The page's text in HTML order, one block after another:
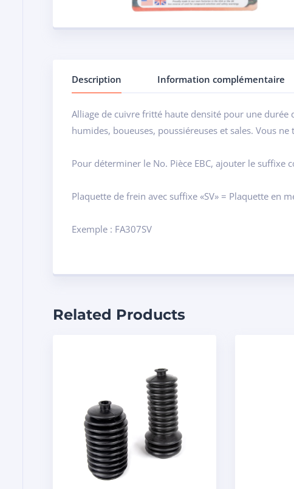
Description Information complémentaire
Alliage de cuivre fritté haute densité pour une
humides, boueuses, poussiéreuses et sales. Vous
Pour déterminer le No. Pièce EBC, ajouter le suffixe
Plaquette de frein avec suffixe «SV» = Plaquette en
Exemple : FA307SV
Related Products